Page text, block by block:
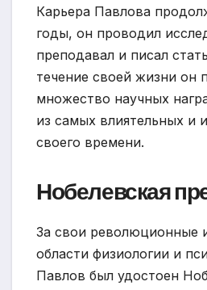
Карьера Павлова
годы, он проводил
преподавал и писал
течение своей жизни он
множество научных
из самых влиятельных и
своего времени.
Нобелевская
За свои революционные
области физиологии и
Павлов был удостоен